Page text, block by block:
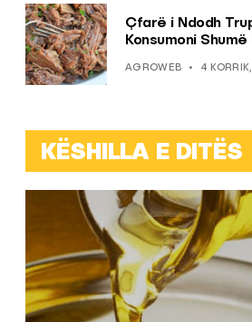
Çfarë i Ndodh
Konsumoni Shumë
AGROWEB 4
KËSHILLA E DITËS